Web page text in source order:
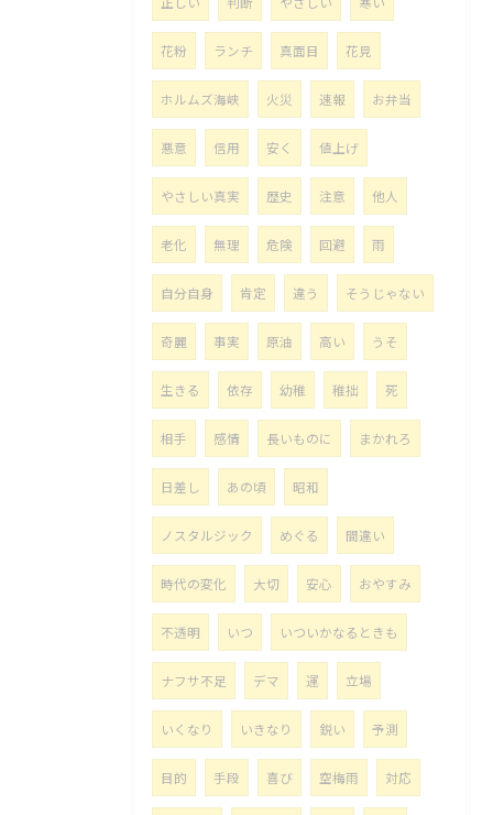
花粉 ランチ 真面目 花見
ホルムズ海峡 火災 速報 お弁当
悪意 信用 安く 値上げ
やさしい真実 歴史 注意 他人
老化 無理 危険 回避 雨
自分自身 肯定 違う そうじゃない
奇麗 事実 原油 高い うそ
生きる 依存 幼稚 稚拙 死
相手 感情 長いものに まかれろ
日差し あの頃 昭和
ノスタルジック めぐる 間違い
時代の変化 大切 安心 おやすみ
不透明 いつ いついかなるときも
ナフサ不足 デマ 運 立場
いくなり いきなり 鋭い 予測
目的 手段 喜び 空梅雨 対応